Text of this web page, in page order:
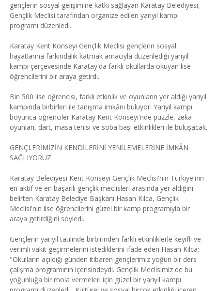
gençlerin sosyal gelişimine katkı sağlayan Karatay Belediyesi,
Gençlik Meclisi tarafından organize edilen yarıyıl kampı
programı düzenledi.
Karatay Kent Konseyi Gençlik Meclisi gençlerin sosyal
hayatlarına farkındalık katmak amacıyla düzenlediği yarıyıl
kampı çerçevesinde Karatay'da farklı okullarda okuyan lise
öğrencilerini bir araya getirdi.
Bin 500 lise öğrencisi, farklı etkinlik ve oyunların yer aldığı yarıyıl
kampında birbirleri ile tanışma imkânı buluyor. Yarıyıl kampı
boyunca öğrenciler Karatay Kent Konseyi'nde puzzle, zeka
oyunları, dart, masa tenisi ve soba başı etkinlikleri ile buluşacak.
GENÇLERİMİZİN KENDİLERİNİ YENİLEMELERİNE İMKÂN
SAĞLIYORUZ
Karatay Belediyesi Kent Konseyi Gençlik Meclisi'nin Türkiye'nin
en aktif ve en başarılı gençlik meclisleri arasında yer aldığını
belirten Karatay Belediye Başkanı Hasan Kılca, Gençlik
Meclisi'nin lise öğrencilerini güzel bir kamp programıyla bir
araya getirdiğini söyledi.
Gençlerin yarıyıl tatilinde birbirinden farklı etkinliklerle keyifli ve
verimli vakit geçirmelerini istediklerini ifade eden Hasan Kılca;
"Okulların açıldığı günden itibaren gençlerimiz yoğun bir ders
çalışma programının içerisindeydi. Gençlik Meclisimiz de bu
yoğunluğa bir mola vermeleri için güzel bir yarıyıl kampı